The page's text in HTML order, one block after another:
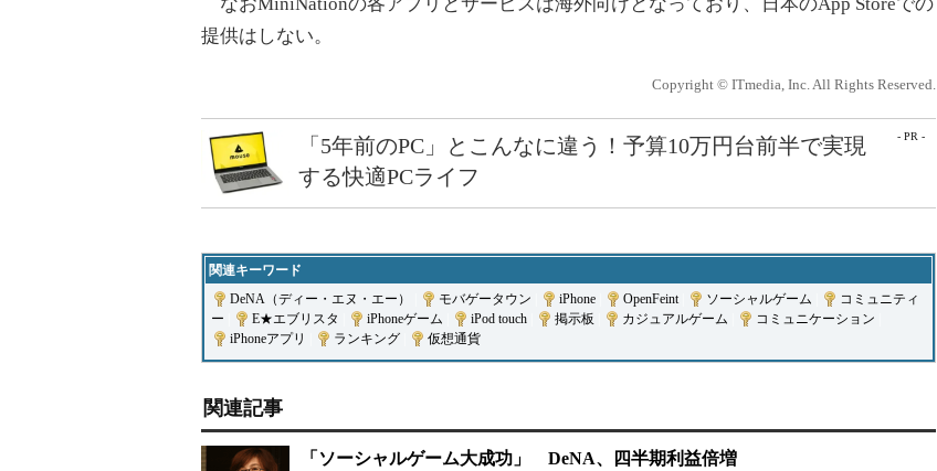
提供はしない。
Copyright © ITmedia, Inc. All Rights Reserved.
- PR -
「5年前のPC」とこんなに違う！予算10万円台前半で実現
する快適PCライフ
関連キーワード
DeNA（ディー・エヌ・エー）
モバゲータウン iPhone OpenFeint| ソーシャルゲーム
コミュニティ
ー
E★エブリスタ iPhoneゲーム iPod touch 掲示板 カジュアルゲーム コミュニケーション
iPhoneアプリ
ランキング 仮想通貨
関連記事
「ソーシャルゲーム大成功」 DeNA、四半期利益倍増